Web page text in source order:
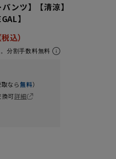
ンツ】【清涼】
】
分割手数料無料
なら無料）
換可詳細